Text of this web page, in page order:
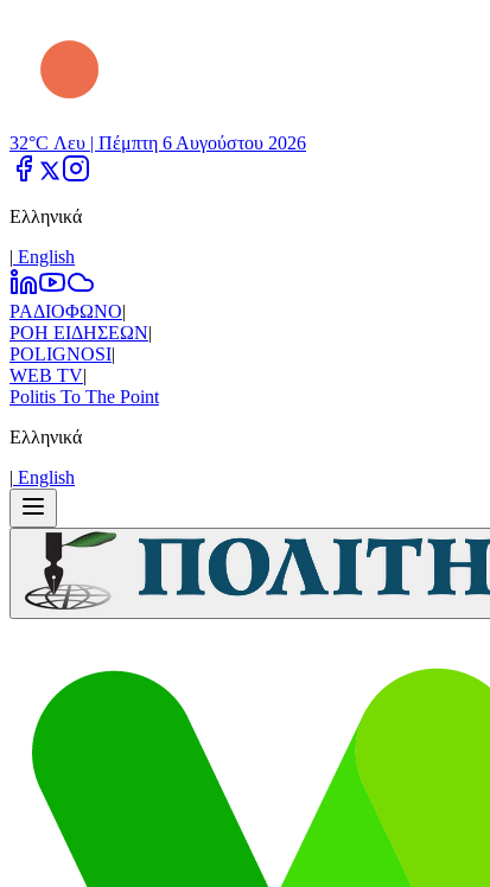
32°C Λευ | Πέμπτη 6 Αυγούστου 2026
Ελληνικά
| Εnglish
ΡΑΔΙΟΦΩΝΟ|
ΡΟΗ ΕΙΔΗΣΕΩΝ|
POLIGNOSI|
WEB TV|
Politis To The Point
Ελληνικά
| Εnglish